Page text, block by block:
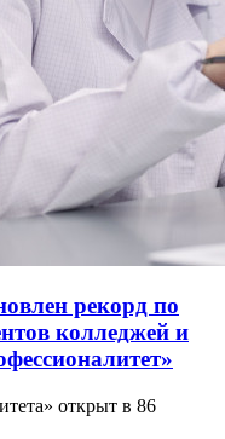
рекорд по
колледжей и
открыт в 86